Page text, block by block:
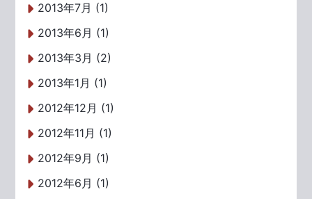
2013年7月 (1)
2013年6月 (1)
2013年3月 (2)
2013年1月 (1)
2012年12月 (1)
2012年11月 (1)
2012年9月 (1)
2012年6月 (1)